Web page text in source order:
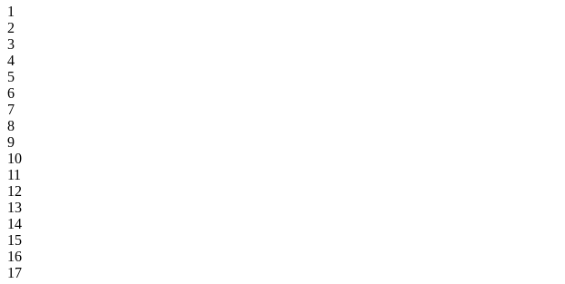
1
2
3
4
5
6
7
8
9
10
11
12
13
14
15
16
17